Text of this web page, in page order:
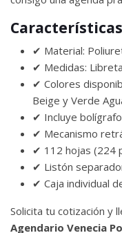
✔ Material:
✔ Medidas:
✔ Colores
Beige y Verde
✔ Incluye
✔ Mecanismo
✔ 112 hojas (224
✔ Listón
✔ Caja individual
Solicita tu cotización y
Agendario Venecia